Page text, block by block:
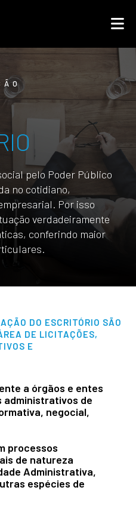
pelo Poder Público
no cotidiano,
Por isso
verdadeiramente
conferindo maior
DO ESCRITÓRIO SÃO
DE LICITAÇÕES,
E
a órgãos e entes
administrativos de
negocial,
processos
de natureza
Administrativa,
espécies de